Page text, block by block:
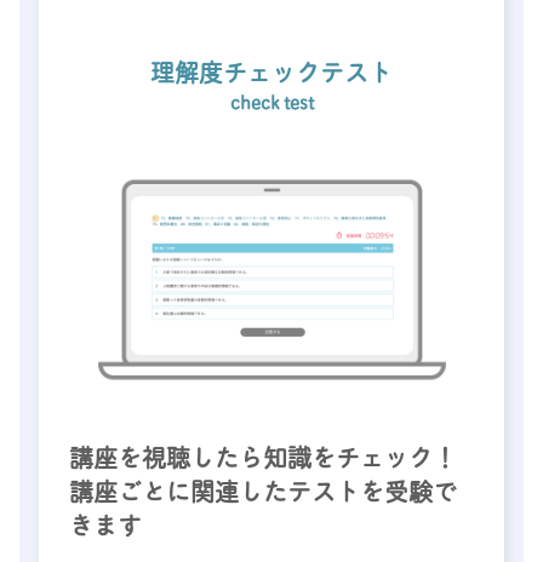
理解度チェックテスト
check test
講座を視聴したら知識をチェック！
講座ごとに関連したテストを受験で
きます